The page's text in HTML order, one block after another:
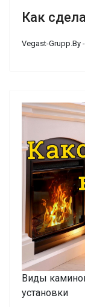
Как
Vegast-Grupp.By
Виды
установки